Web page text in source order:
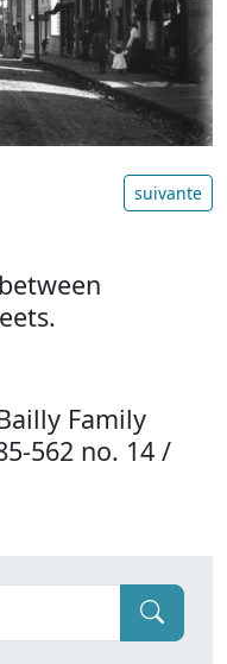
suivante
Family
562 no. 14 /